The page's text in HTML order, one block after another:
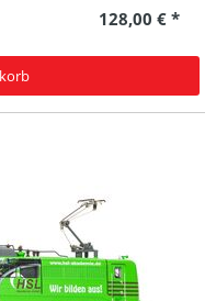
128,00 € *